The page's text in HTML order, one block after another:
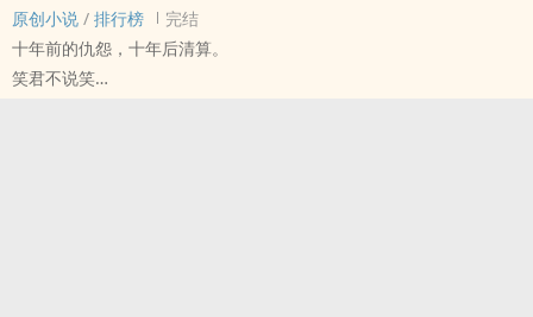
原创小说 / 排行榜
完结
十年前的仇怨，十年后清算。
笑君不说笑